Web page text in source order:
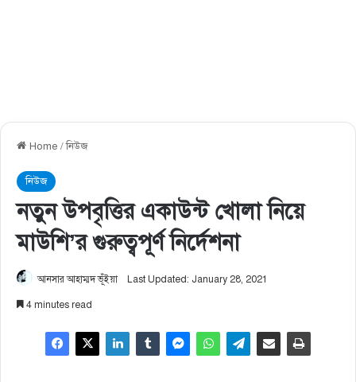
Home /নিউজ
নিউজ
নতুন উপবৃত্তির একাউন্ট খোলা নিয়ে
মাউশি’র গুরুত্বপূর্ণ নির্দেশনা
আনসার আহাম্মদ ভূঁইয়া Last Updated: January 28, 2021
4 minutes read